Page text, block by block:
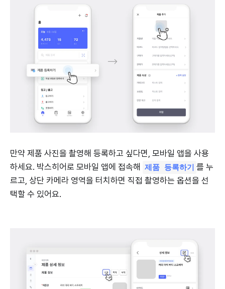
만약 제품 사진을 촬영해 등록하고 싶다면, 모바일 앱을 사용
하세요. 박스히어로 모바일 앱에 접속해 제품 등록하기 를 누
르고, 상단 카메라 영역을 터치하면 직접 촬영하는 옵션을 선
택할 수 있어요.